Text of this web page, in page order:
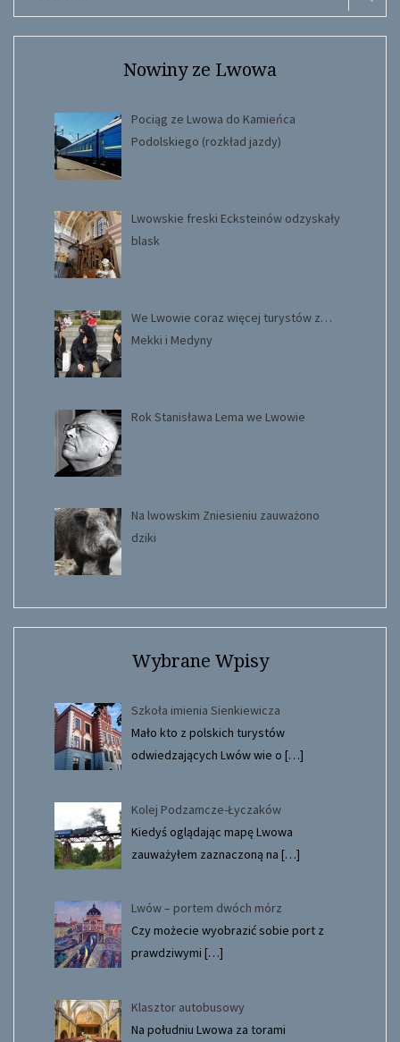
Search
Nowiny ze Lwowa
Pociąg ze Lwowa do Kamieńca
Podolskiego (rozkład jazdy)
Lwowskie freski Ecksteinów odzyskały
blask
We Lwowie coraz więcej turystów z…
Mekki i Medyny
Rok Stanisława Lema we Lwowie
Na lwowskim Zniesieniu zauważono
dziki
Wybrane Wpisy
Szkoła imienia Sienkiewicza
Mało kto z polskich turystów
odwiedzających Lwów wie o […]
Kolej Podzamcze-Łyczaków
Kiedyś oglądając mapę Lwowa
zauważyłem zaznaczoną na […]
Lwów – portem dwóch mórz
Czy możecie wyobrazić sobie port z
prawdziwymi […]
Klasztor autobusowy
Na południu Lwowa za torami